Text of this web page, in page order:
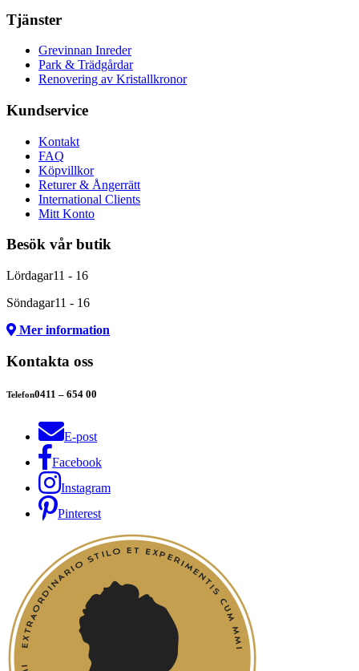
Tjänster
Grevinnan Inreder
Park & Trädgårdar
Renovering av Kristallkronor
Kundservice
Kontakt
FAQ
Köpvillkor
Returer & Ångerrätt
International Clients
Mitt Konto
Besök vår butik
Lördagar11 - 16
Söndagar11 - 16
Mer information
Kontakta oss
Telefon0411 – 654 00
E-post
Facebook
Instagram
Pinterest